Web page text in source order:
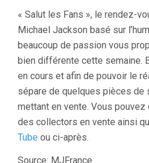
« Salut les Fans », le rendez-
Michael Jackson basé sur
beaucoup de passion vous
bien différente cette semaine.
en cours et afin de pouvoir le
sépare de quelques pièces de
mettant en vente. Vous
des collectors en vente ainsi
Tube ou ci-après.
Source: MJFrance